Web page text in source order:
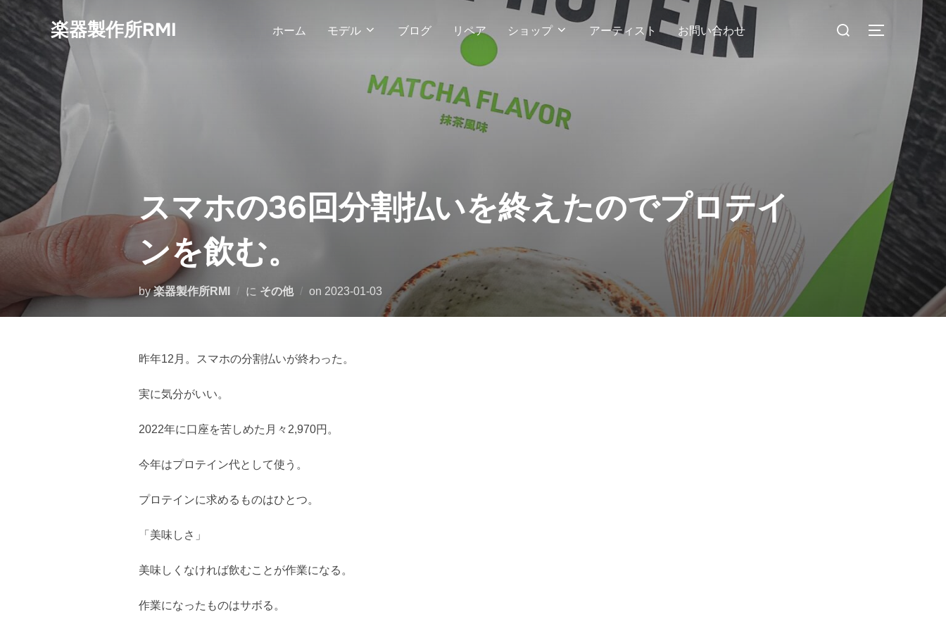
テ
ン
ツ
ス
キ
ッ
プ
楽器製作所RMI ホーム モデル ブログ リペア ショップ アーティスト お問い合わせ サイドバー
スマホの36回分割払いを終えたのでプロテイ
ンを飲む。
by楽器製作所RMI に その他 on 投
2023-01-03
昨年12月。スマホの分割払いが終わった。
実に気分がいい。
2022年に口座を苦しめた月々2,970円。
今年はプロテイン代として使う。
プロテインに求めるものはひとつ。
「美味しさ」
美味しくなければ飲むことが作業になる。
作業になったものはサボる。